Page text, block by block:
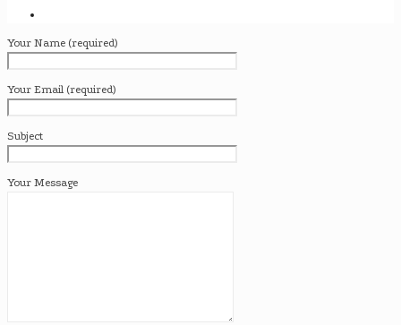
Your Name (required)
Your Email (required)
Subject
Your Message